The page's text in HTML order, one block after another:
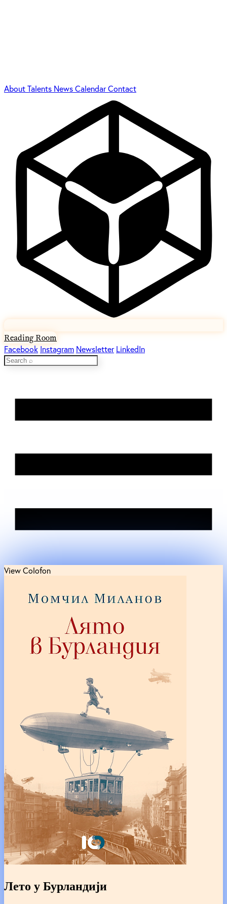
AboutTalents NewsCalendarContact
Reading Room
Facebook Instagram Newsletter LinkedIn
View Colofon
Лето у Бурландији